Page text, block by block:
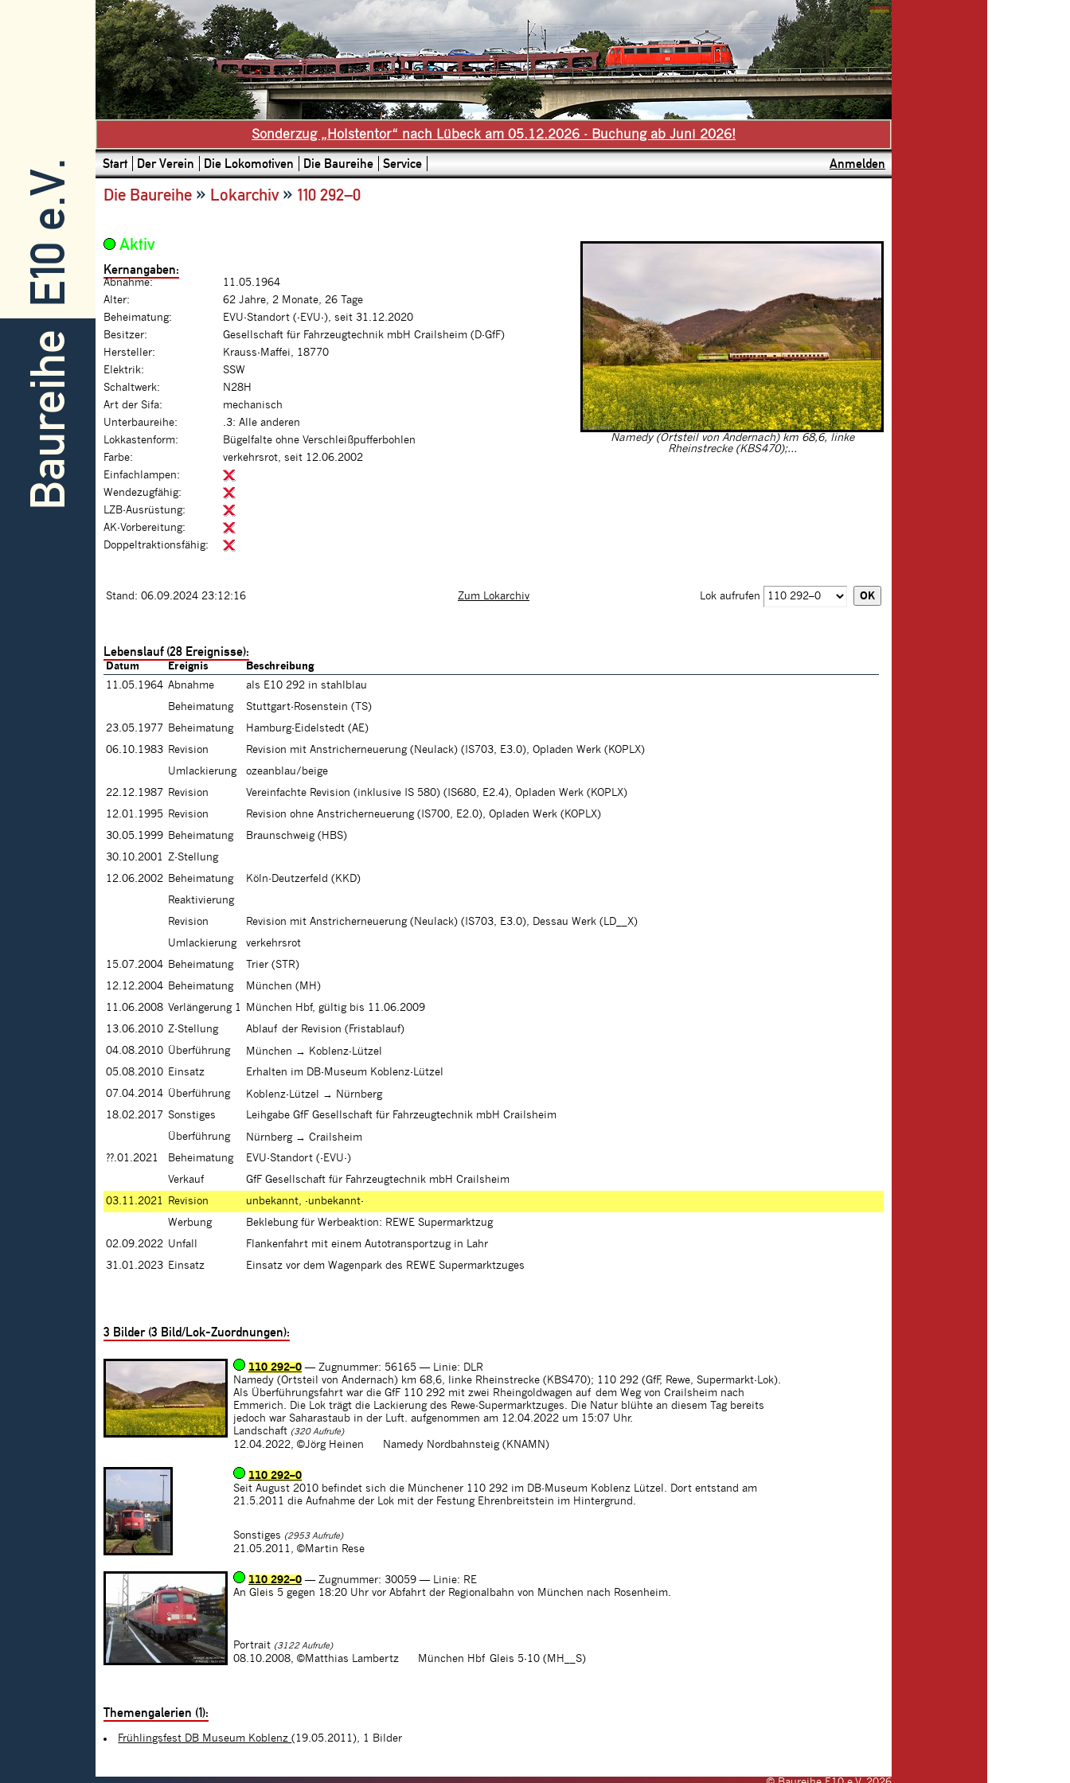
E10 e.V.
Baureihe
Sonderzug „Holstentor“ nach Lübeck am 05.12.2026 - Buchung ab Juni 2026!
Start Der Verein Die Lokomotiven Die Baureihe Service Anmelden
Die Baureihe » Lokarchiv» 110 292–0
Namedy (Ortsteil von Andernach) km 68,6, linke
Rheinstrecke (KBS470);...
Aktiv
Kernangaben:
Abnahme:
11.05.1964
Alter:
62 Jahre, 2 Monate, 26 Tage
Beheimatung:
EVU-Standort (-EVU-), seit 31.12.2020
Besitzer:
Gesellschaft für Fahrzeugtechnik mbH Crailsheim (D-GfF)
Hersteller:
Krauss-Maffei, 18770
Elektrik:
SSW
Schaltwerk:
N28H
Art der Sifa:
mechanisch
Unterbaureihe:
.3: Alle anderen
Lokkastenform:
Bügelfalte ohne Verschleißpufferbohlen
Farbe:
verkehrsrot, seit 12.06.2002
Einfachlampen:
Wendezugfähig:
LZB-Ausrüstung:
AK-Vorbereitung:
Doppeltraktionsfähig:
Stand: 06.09.2024 23:12:16 Zum Lokarchiv Lok aufrufen
Lebenslauf (28 Ereignisse):
Datum Ereignis
Beschreibung
11.05.1964 Abnahme
als E10 292 in stahlblau
Beheimatung
Stuttgart-Rosenstein (TS)
23.05.1977
Beheimatung
Hamburg-Eidelstedt (AE)
06.10.1983 Revision
Revision mit Anstricherneuerung (Neulack) (IS703, E3.0), Opladen Werk (KOPLX)
Umlackierung
ozeanblau/beige
22.12.1987
Revision
Vereinfachte Revision (inklusive IS 580) (IS680, E2.4), Opladen Werk (KOPLX)
12.01.1995 Revision
Revision ohne Anstricherneuerung (IS700, E2.0), Opladen Werk (KOPLX)
30.05.1999 Beheimatung
Braunschweig (HBS)
30.10.2001 Z-Stellung
12.06.2002 Beheimatung
Köln-Deutzerfeld (KKD)
Reaktivierung
Revision
Revision mit Anstricherneuerung (Neulack) (IS703, E3.0), Dessau Werk (LD__X)
Umlackierung
verkehrsrot
15.07.2004 Beheimatung
Trier (STR)
12.12.2004 Beheimatung
München (MH)
11.06.2008 Verlängerung 1
München Hbf, gültig bis 11.06.2009
13.06.2010 Z-Stellung
Ablauf der Revision (Fristablauf)
04.08.2010 Überführung
München → Koblenz-Lützel
05.08.2010 Einsatz
Erhalten im DB-Museum Koblenz-Lützel
07.04.2014 Überführung
Koblenz-Lützel → Nürnberg
18.02.2017 Sonstiges
Leihgabe GfF Gesellschaft für Fahrzeugtechnik mbH Crailsheim
Überführung
Nürnberg → Crailsheim
??.01.2021
Beheimatung
EVU-Standort (-EVU-)
Verkauf
GfF Gesellschaft für Fahrzeugtechnik mbH Crailsheim
03.11.2021
Revision
unbekannt, -unbekannt-
Werbung
Beklebung für Werbeaktion: REWE Supermarktzug
02.09.2022 Unfall
Flankenfahrt mit einem Autotransportzug in Lahr
31.01.2023 Einsatz Einsatz vor dem Wagenpark des REWE Supermarktzuges
3 Bilder (3 Bild/Lok-Zuordnungen):
110 292–0 — Zugnummer: 56165 — Linie: DLR
Namedy (Ortsteil von Andernach) km 68,6, linke Rheinstrecke (KBS470); 110 292 (GfF, Rewe, Supermarkt-Lok).
Als Überführungsfahrt war die GfF 110 292 mit zwei Rheingoldwagen auf dem Weg von Crailsheim nach
Emmerich. Die Lok trägt die Lackierung des Rewe-Supermarktzuges. Die Natur blühte an diesem Tag bereits
jedoch war Saharastaub in der Luft. aufgenommen am 12.04.2022 um 15:07 Uhr.
Landschaft (320 Aufrufe)
12.04.2022, ©Jörg Heinen Namedy Nordbahnsteig (KNAMN)
110 292–0
Seit August 2010 befindet sich die Münchener 110 292 im DB-Museum Koblenz Lützel. Dort entstand am
21.5.2011 die Aufnahme der Lok mit der Festung Ehrenbreitstein im Hintergrund.
Sonstiges (2953 Aufrufe)
21.05.2011, ©Martin Rese
110 292–0 — Zugnummer: 30059 — Linie: RE
An Gleis 5 gegen 18:20 Uhr vor Abfahrt der Regionalbahn von München nach Rosenheim.
Portrait (3122 Aufrufe)
08.10.2008, ©Matthias Lambertz München Hbf Gleis 5-10 (MH__S)
Themengalerien (1):
Frühlingsfest DB Museum Koblenz(19.05.2011), 1 Bilder